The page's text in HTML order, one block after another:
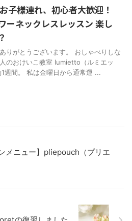
子様連れ、初心者大歓迎！
ーネックレスレッスン 楽し
りがとうございます。 おしゃべりしな
のおけいこ教室 lumietto（ルミエッ
週間。 私は金曜日から通常運 ...
ンメニュー】pliepouch（プリエ